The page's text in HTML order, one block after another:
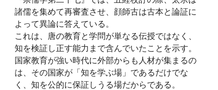
諸儒を集めて再審査させ、顔師古は古本と論証に
よって異論に答えている。
これは、唐の教育と学問が単なる伝授ではなく、
知を検証し正す能力まで含んでいたことを示す。
国家教育が強い時代に外部からも人材が集まるの
は、その国家が「知を学ぶ場」であるだけでな
く、知を公的に保証しうる場だからである。